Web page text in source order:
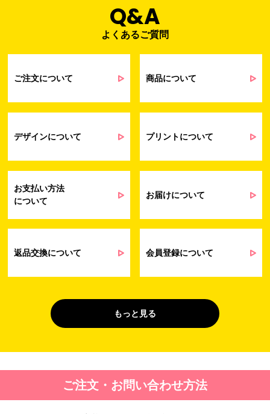
個人情報の利用目的
受発注業務
会員管理業務
（開示対象個人情
当社通信販売における受発注業務のため
事業活動における満足度、要望等に関す
るアンケート等の収集・分析・統計のため
せ業務に関するお取引先様との業務連絡や
弊社製品やサービスに関する情報、また
は営業およびマーケティング活動（セミナ
にお知らせするため
問い合わせへの対応のため
（開示対象個人情
お客様の作品紹介を通した販促活動のた
４. 個人情報を第三者に提供することが予定される場合の事項
第三者に提供する目的：パーソナライズ広告配信および効果測定・
動履歴、IP、ブラウザ・端末情報、（同意時）メールアドレス等の
Q&A
よくあるご質問
ご注文について 商品について
デザインについて プリントについて
お支払い方法
について
お届けについて
返品交換について 会員登録について
もっと見る
ご注文・お問い合わせ方法